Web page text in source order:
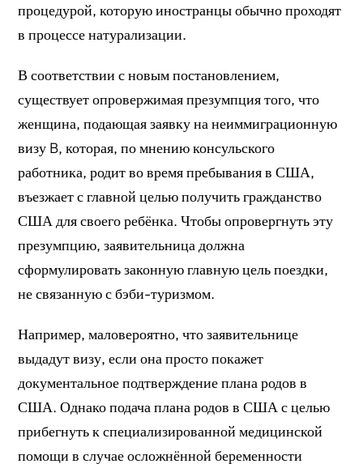
процедурой, которую иностранцы обычно проходят
в процессе натурализации.
В соответствии с новым постановлением,
существует опровержимая презумпция того, что
женщина, подающая заявку на неиммиграционную
визу B, которая, по мнению консульского
работника, родит во время пребывания в США,
въезжает с главной целью получить гражданство
США для своего ребёнка. Чтобы опровергнуть эту
презумпцию, заявительница должна
сформулировать законную главную цель поездки,
не связанную с бэби-туризмом.
Например, маловероятно, что заявительнице
выдадут визу, если она просто покажет
документальное подтверждение плана родов в
США. Однако подача плана родов в США с целью
прибегнуть к специализированной медицинской
помощи в случае осложнённой беременности